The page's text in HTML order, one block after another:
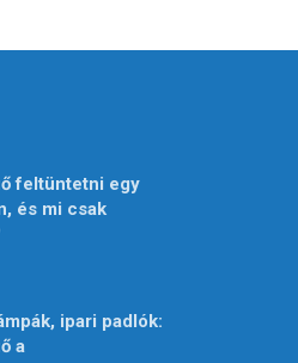
feltüntetni egy
és mi csak
ipari padlók:
a